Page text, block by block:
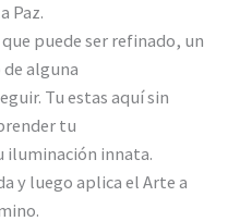
Paz.
puede ser refinado, un
alguna
Tu estas aquí sin
tu
iluminación innata.
y luego aplica el Arte a